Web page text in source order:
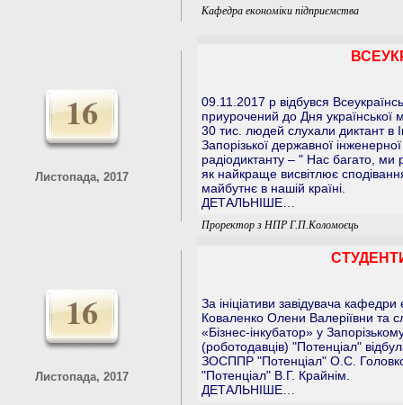
Кафедра економіки підприємства
16
Листопада, 2017
09.11.2017 р відбувся
приурочений до Дня української
30 тис. людей слухали диктант в
Запорізької державної
радіодиктанту – " Нас багато, ми
як найкраще висвітлює
майбутнє в нашій країні.
ДЕТАЛЬНІШЕ…
Проректор з НПР Г.П.Коломоєць
16
Листопада, 2017
За ініціативи завідувача
Коваленко Олени Валеріївни та
«Бізнес-інкубатор» у
(роботодавців) "Потенціал"
ЗОСППР "Потенціал" О.С.
"Потенціал" В.Г. Крайнім.
ДЕТАЛЬНІШЕ…